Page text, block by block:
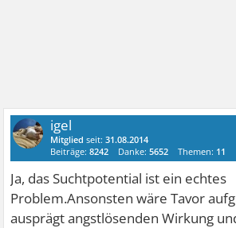
igel
Mitglied seit:31.08.2014
Beiträge:8242 Danke:5652 Themen: 11
Ja, das Suchtpotential ist ein echtes
Problem.Ansonsten wäre Tavor
ausprägt angstlösenden Wirkung